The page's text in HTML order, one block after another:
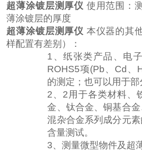
超薄涂镀层测厚仪 使用范围：
薄涂镀层的厚度
超薄涂镀层测厚仪 本仪器的其
样配置有差别）：
1、纸张类产品、电
ROHS5项(Pb、Cd、
的测定；也可以用于
2、2用于各类材料、
金、钛合金、铜基合
混杂合金系列成分元
含量测试。
3、测量微型物件及超